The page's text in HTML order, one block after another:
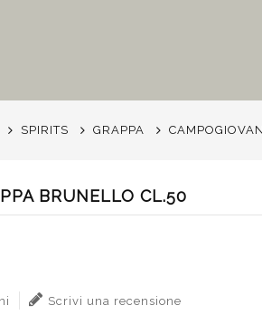
SPIRITS GRAPPA
BRUNELLO CL.50
Scrivi una recensione